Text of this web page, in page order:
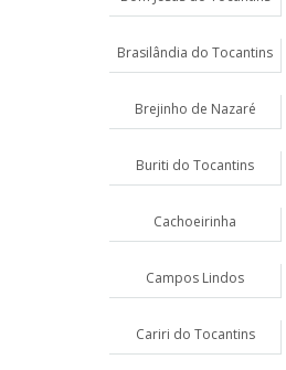
Brasilândia do Tocantins
Brejinho de Nazaré
Buriti do Tocantins
Cachoeirinha
Campos Lindos
Cariri do Tocantins